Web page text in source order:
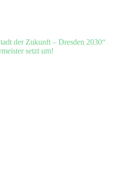
der Zukunft – Dresden 2030“
setzt um!